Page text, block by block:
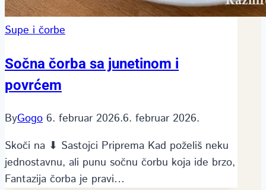
Supe i čorbe
Sočna čorba sa junetinom i
povrćem
ByGogo 6. februar 2026.6. februar 2026.
Skoči na ⬇ Sastojci Priprema Kad poželiš neku
jednostavnu, ali punu sočnu čorbu koja ide brzo,
Fantazija čorba je pravi…